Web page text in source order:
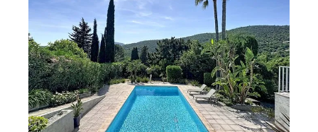
LA CROIX VALMER 83
119,80 m2 , 5 pièces
Ref : 5387
Maison à vendre
1 195 000 €
La Croix-Valmer Découvrez cette belle villa